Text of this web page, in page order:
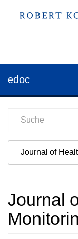
edoc
Journal of
Journal